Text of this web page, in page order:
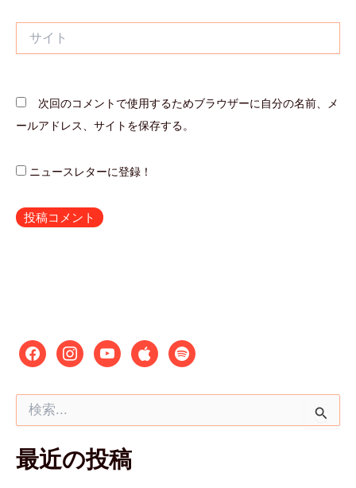
次回のコメントで使用するためブラウザーに自分の名前、メ
ールアドレス、サイトを保存する。
ニュースレターに登録！
索
象
最近の投稿